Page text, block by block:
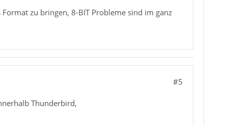
zu bringen, 8-BIT Probleme sind im ganz
#5
Thunderbird,